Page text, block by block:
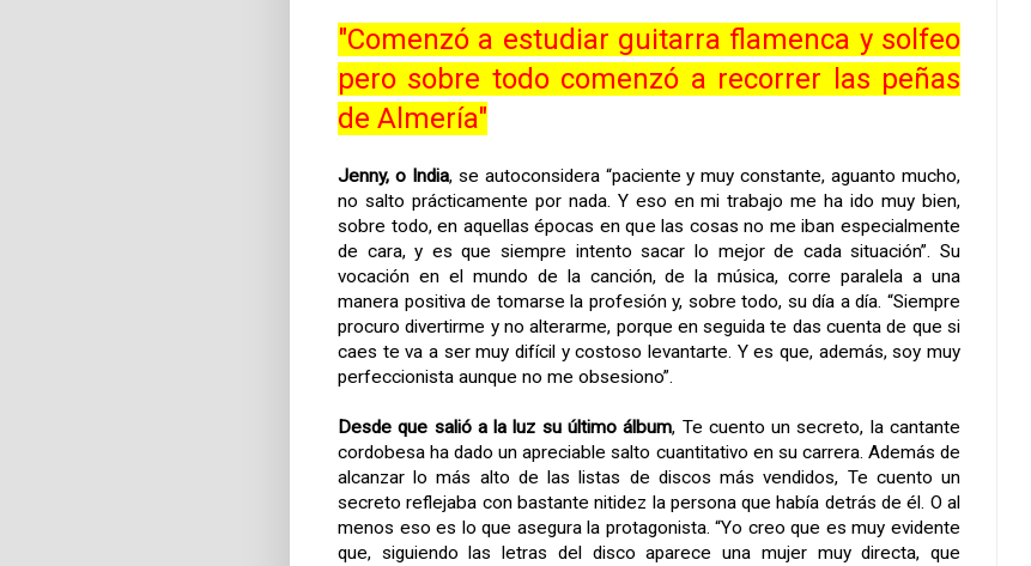
"Comenzó a estudiar guitarra flamenca y solfeo
pero sobre todo comenzó a recorrer las peñas
de Almería"
Jenny, o India, se autoconsidera “paciente y muy constante, aguanto mucho,
no salto prácticamente por nada. Y eso en mi trabajo me ha ido muy bien,
sobre todo, en aquellas épocas en que las cosas no me iban especialmente
de cara, y es que siempre intento sacar lo mejor de cada situación”. Su
vocación en el mundo de la canción, de la música, corre paralela a una
manera positiva de tomarse la profesión y, sobre todo, su día a día. “Siempre
procuro divertirme y no alterarme, porque en seguida te das cuenta de que si
caes te va a ser muy difícil y costoso levantarte. Y es que, además, soy muy
perfeccionista aunque no me obsesiono”.
Desde que salió a la luz su último álbum, Te cuento un secreto, la cantante
cordobesa ha dado un apreciable salto cuantitativo en su carrera. Además de
alcanzar lo más alto de las listas de discos más vendidos, Te cuento un
secreto reflejaba con bastante nitidez la persona que había detrás de él. O al
menos eso es lo que asegura la protagonista. “Yo creo que es muy evidente
que, siguiendo las letras del disco aparece una mujer muy directa, que